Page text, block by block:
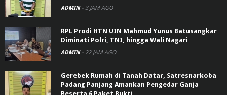
ADMIN - 3 JAM AGO
RPL Prodi HTN UIN Mahmud Yunus Batusangkar
Diminati Polri, TNI, hingga Wali Nagari
ADMIN - 22 JAM AGO
Gerebek Rumah di Tanah Datar, Satresnarkoba
Padang Panjang Amankan Pengedar Ganja